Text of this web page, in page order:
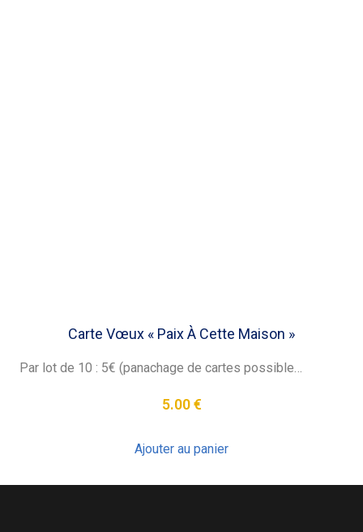
Carte Vœux « Paix À Cette Maison »
Par lot de 10 : 5€ (panachage de cartes possible…
5.00€
Ajouter au panier